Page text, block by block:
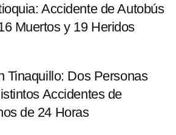
Accidente de Autobús
Muertos y 19 Heridos
Tinaquillo: Dos Personas
Accidentes de
de 24 Horas